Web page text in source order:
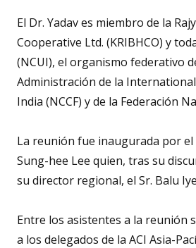
El Dr. Yadav es miembro de la
Cooperative Ltd. (KRIBHCO) y
(NCUI), el organismo federativo
Administración de la
India (NCCF) y de la Federación
La reunión fue inaugurada por el
Sung-hee Lee quien, tras su
su director regional, el Sr. Balu
Entre los asistentes a la reunión
a los delegados de la ACI Asia-